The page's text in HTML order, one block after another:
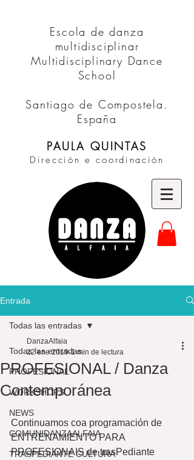
Escola de danza
multidisciplinar
Multidisciplinary Dance
School
Santiago de Compostela.
España
PAULA QUINTAS
Dirección e coordinación
Entrada
Todas las entradas
PROFESIONAL
WORKSHOPS
NEWS
COMUNIDANZAALFAIA
TRASPEDIANTE CULTURA
Todas las entradas
PROFESIONAL / Danza
Contemporánea
DanzaAlfaia
22 ene 2019 1 min de lectura
Continuamos coa programación de
ENTRENAMIENTO PARA
PROFESIONAIS de trasPediante